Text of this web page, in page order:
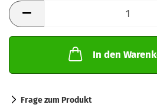
Stück
In den
Frage zum Produkt